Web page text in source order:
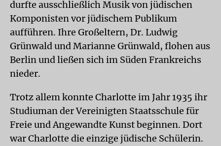
durfte ausschließlich Musik von jüdischen
Komponisten vor jüdischem Publikum
aufführen. Ihre Großeltern, Dr. Ludwig
Grünwald und Marianne Grünwald, flohen aus
Berlin und ließen sich im Süden Frankreichs
nieder.
Trotz allem konnte Charlotte im Jahr 1935 ihr
Studiuman der Vereinigten Staatsschule für
Freie und Angewandte Kunst beginnen. Dort
war Charlotte die einzige jüdische Schülerin.